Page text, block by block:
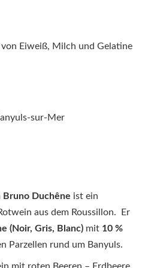
Bruno Duchêne ist ein
aus dem Roussillon. Er
(Noir, Gris, Blanc) mit 10 %
Parzellen rund um Banyuls.
Eiweiß, Milch und Gelatine
sur-Mer